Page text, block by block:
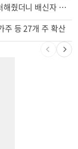
한인 남성, 처형 상대로 성범죄…"선처해줬더니 배신자 취급"
주 등 27개 주 확산